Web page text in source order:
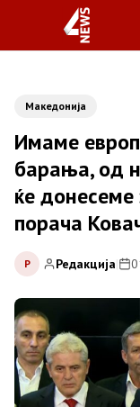
Македонија
Имаме
барања, од
ќе
порача
Р Редакција|